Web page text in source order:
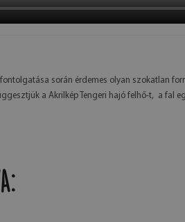
során érdemes olyan szokatlan
a Akrilkép Tengeri hajó felhő-t, a fal